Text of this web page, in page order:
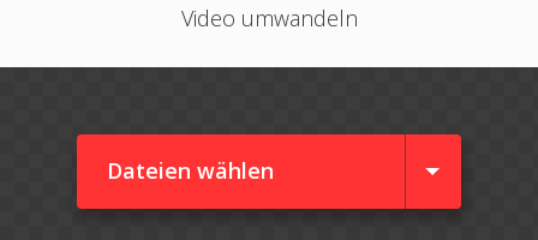
Video umwandeln
Dateien wählen